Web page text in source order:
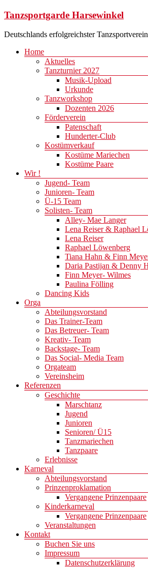
Zum
springen
Tanzsportgarde Harsewinkel
Deutschlands erfolgreichster
Menü
Home
Aktuelles
Tanzturnier 2027
Musik-Upload
Urkunde
Tanzworkshop
Dozenten 2026
Förderverein
Patenschaft
Hunderter-Club
Kostümverkauf
Kostüme Mariechen
Kostüme Paare
Wir !
Jugend- Team
Junioren- Team
Ü-15 Team
Solisten- Team
Alley- Mae Langer
Lena Reiser & Raphael
Lena Reiser
Raphael Löwenberg
Tiana Hahn & Finn
Daria Pastijan & Denny
Finn Meyer- Wilmes
Paulina Fölling
Dancing Kids
Orga
Abteilungsvorstand
Das Trainer-Team
Das Betreuer- Team
Kreativ- Team
Backstage- Team
Das Social- Media Team
Orgateam
Vereinsheim
Referenzen
Geschichte
Marschtanz
Jugend
Junioren
Senioren/ Ü15
Tanzmariechen
Tanzpaare
Erlebnisse
Karneval
Abteilungsvorstand
Prinzenproklamation
Vergangene Prinzenpaare
Kinderkarneval
Vergangene Prinzenpaare
Veranstaltungen
Kontakt
Buchen Sie uns
Impressum
Datenschutzerklärung